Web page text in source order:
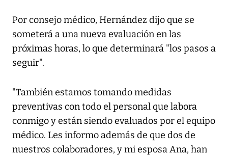
Por consejo médico, Hernández dijo que se
someterá a una nueva evaluación en las
próximas horas, lo que determinará "los pasos a
seguir".
"También estamos tomando medidas
preventivas con todo el personal que labora
conmigo y están siendo evaluados por el equipo
médico. Les informo además de que dos de
nuestros colaboradores, y mi esposa Ana, han